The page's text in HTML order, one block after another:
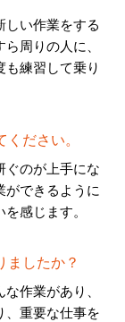
しい作業をする
周りの人に、
練習して乗り
ださい。
ぐのが上手にな
ができるように
感じます。
ましたか？
作業があり、
、重要な仕事を